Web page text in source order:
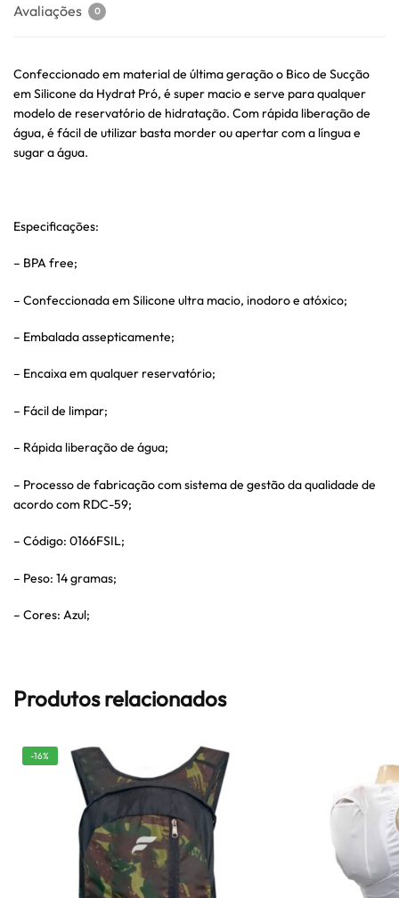
Avaliações 0
Confeccionado em material de última geração o Bico de Sucção
em Silicone da Hydrat Pró, é super macio e serve para qualquer
modelo de reservatório de hidratação. Com rápida liberação de
água, é fácil de utilizar basta morder ou apertar com a língua e
sugar a água.
Especificações:
– BPA free;
– Confeccionada em Silicone ultra macio, inodoro e atóxico;
– Embalada assepticamente;
– Encaixa em qualquer reservatório;
– Fácil de limpar;
– Rápida liberação de água;
– Processo de fabricação com sistema de gestão da qualidade de
acordo com RDC-59;
– Código: 0166FSIL;
– Peso: 14 gramas;
– Cores: Azul;
Produtos relacionados
-16%